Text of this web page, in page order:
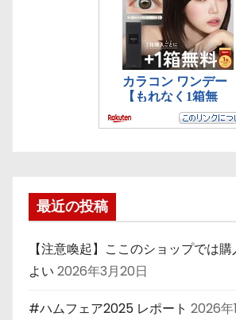
最近の投稿
【注意喚起】ここのショップでは
よい 2026年3月20日
#ハムフェア2025 レポート 2026年